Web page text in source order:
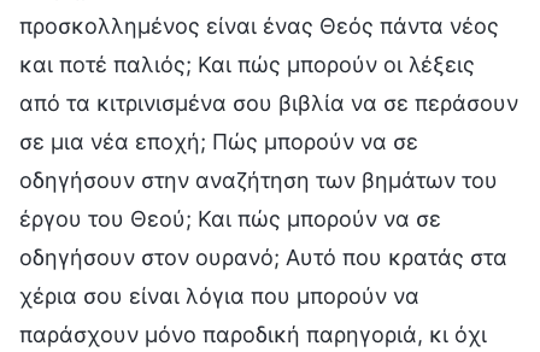
προσκολλημένος είναι ένας Θεός πάντα νέος
και ποτέ παλιός; Και πώς μπορούν οι λέξεις
από τα κιτρινισμένα σου βιβλία να σε περάσουν
σε μια νέα εποχή; Πώς μπορούν να σε
οδηγήσουν στην αναζήτηση των βημάτων του
έργου του Θεού; Και πώς μπορούν να σε
οδηγήσουν στον ουρανό; Αυτό που κρατάς στα
χέρια σου είναι λόγια που μπορούν να
παράσχουν μόνο παροδική παρηγοριά, κι όχι